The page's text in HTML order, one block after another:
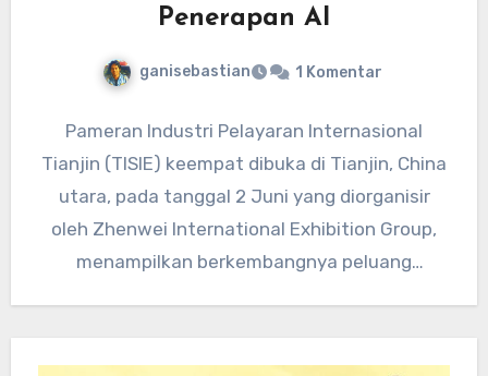
Penerapan AI
ganisebastian 1 Komentar
Pameran Industri Pelayaran Internasional
Tianjin (TISIE) keempat dibuka di Tianjin, China
utara, pada tanggal 2 Juni yang diorganisir
oleh Zhenwei International Exhibition Group,
menampilkan berkembangnya peluang